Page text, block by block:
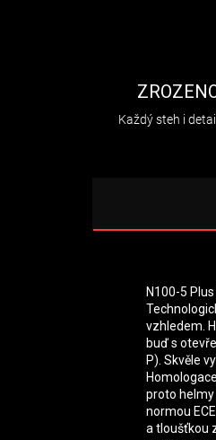
Každý steh i
N100-5
vzhledem.
buď s
P). Skvěle
proto helmy
normou
a tloušťkou